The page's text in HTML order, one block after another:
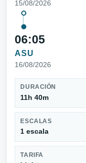
15/08/2026
06:05
ASU
16/08/2026
DURACIÓN
11h 40m
ESCALAS
1 escala
TARIFA